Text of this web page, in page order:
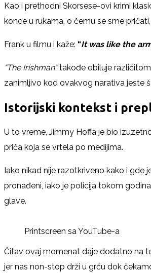
Kao i prethodni Skorsese-ovi krimi
konce u rukama, o čemu se sme
Frank u filmu i kaže: “It was like the
“The Irishman”takođe obiluje različitom
zanimljivo kod ovakvog narativa jeste
Istorijski kontekst i
U to vreme, Jimmy Hoffa je bio
priča koja se vrtela po medijima.
Iako nikad nije razotkriveno kako i
pronađeni, iako je policija tokom
glave.
Printscreen sa YouTube-a
Čitav ovaj momenat daje dodatno na
jer nas non-stop drži u grču dok